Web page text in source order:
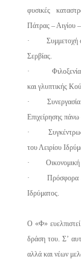
φυσικές
Πάτρας – Αιγίου
· Συμμετοχή
Σερβίας.
· Φιλοξενία
και γλυπτικής
· Συνεργασία
Επιχείρησης
· Συγκέντρωση
του Λειρίου
· Οικονομική
· Πρόσφορα
Ιδρύματος.
Ο «Φ»
δράση του. Σ’
αλλά και νέων